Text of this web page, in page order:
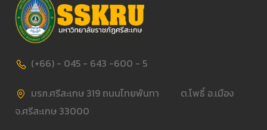
(+66) - 045 - 643 -600 - 5
มรภ.ศรีสะเกษ 319 ถนนไทยพันทา ต.โพธิ์ อ.เมือง
จ.ศรีสะเกษ 33000